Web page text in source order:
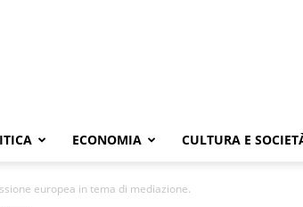
ECONOMIA CULTURA E
europea in tema di mediazione.